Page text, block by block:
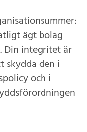
ägt bolag
Din integritet är
skydda den i
och i